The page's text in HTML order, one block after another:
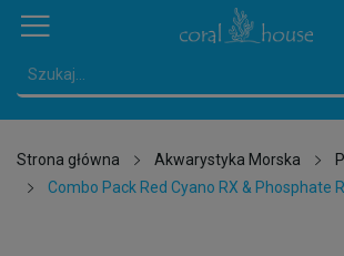
Strona główna Akwarystyka Morska
Combo Pack Red Cyano RX & Phosphate